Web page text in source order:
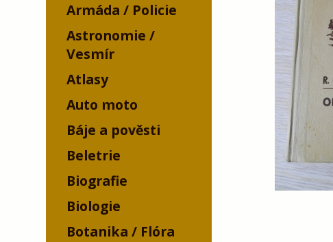
Armáda / Policie
Astronomie /
Vesmír
Atlasy
Auto moto
Báje a pověsti
Beletrie
Biografie
Biologie
Botanika / Flóra